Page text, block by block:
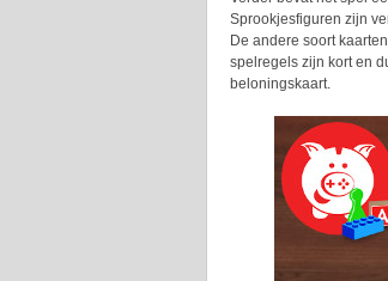
Sprookjesfiguren zijn
De andere soort
spelregels zijn kort en
beloningskaart.